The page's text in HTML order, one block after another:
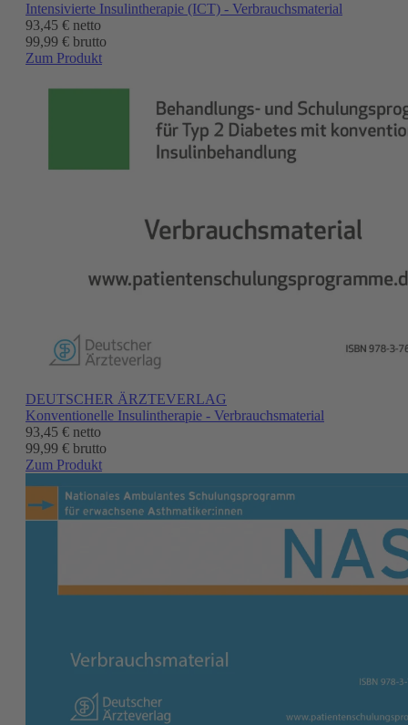
Intensivierte Insulintherapie (ICT) - Verbrauchsmaterial
93,45 € netto
99,99 € brutto
Zum Produkt
DEUTSCHER ÄRZTEVERLAG
Konventionelle Insulintherapie - Verbrauchsmaterial
93,45 € netto
99,99 € brutto
Zum Produkt